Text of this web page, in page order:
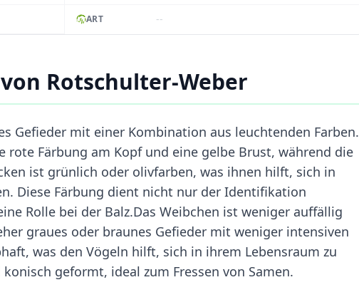
ART --
Rotschulter-Weber
Gefieder mit einer Kombination aus leuchtenden Farben.
rote Färbung am Kopf und eine gelbe Brust, während die
ist grünlich oder olivfarben, was ihnen hilft, sich in
Diese Färbung dient nicht nur der Identifikation
Rolle bei der Balz.Das Weibchen ist weniger auffällig
graues oder braunes Gefieder mit weniger intensiven
was den Vögeln hilft, sich in ihrem Lebensraum zu
geformt, ideal zum Fressen von Samen.